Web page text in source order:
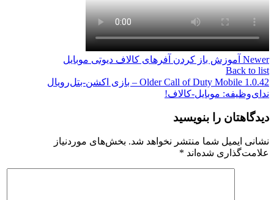
Newer آموزش باز کردن آفرهای کالاف دیوتی موبایل
Back to list
Older Call of Duty Mobile 1.0.42 – بازی اکشن-بتل‌رویال
ندای‌وظیفه: موبایل-کالاف!
دیدگاهتان را بنویسید
نشانی ایمیل شما منتشر نخواهد شد. بخش‌های موردنیاز
علامت‌گذاری شده‌اند *